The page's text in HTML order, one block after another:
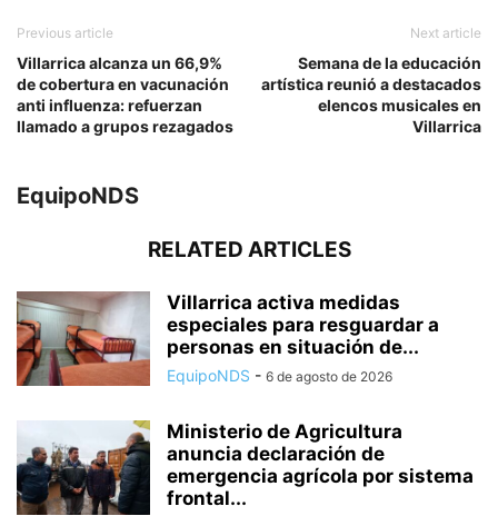
Previous article
Villarrica alcanza un 66,9%
de cobertura en vacunación
anti influenza: refuerzan
llamado a grupos rezagados
Next article
Semana de la educación
artística reunió a destacados
elencos musicales en
Villarrica
EquipoNDS
RELATED ARTICLES
Villarrica activa medidas
especiales para resguardar a
personas en situación de...
EquipoNDS - 6 de agosto de 2026
Ministerio de Agricultura
anuncia declaración de
emergencia agrícola por sistema
frontal...